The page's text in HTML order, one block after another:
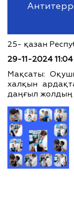
25- қазан
29-11-2024 11:04
Мақсаты:
халқын
даңғыл жолдың